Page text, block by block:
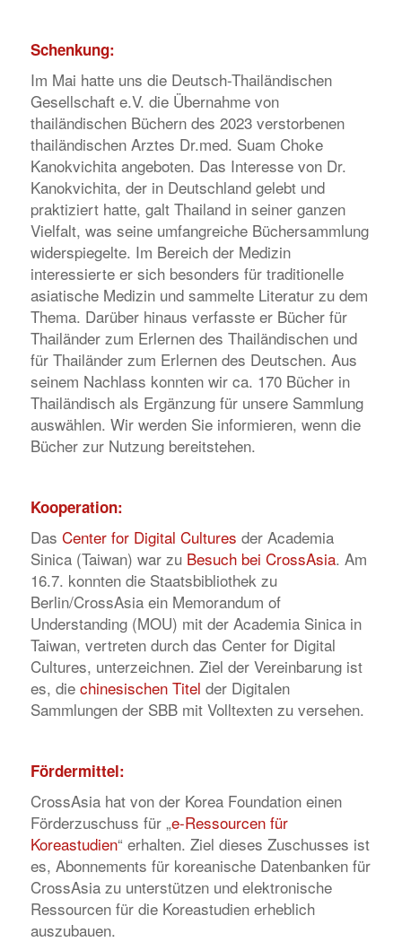
Schenkung:
Im Mai hatte uns die Deutsch-Thailändischen
Gesellschaft e.V. die Übernahme von
thailändischen Büchern des 2023 verstorbenen
thailändischen Arztes Dr.med. Suam Choke
Kanokvichita angeboten. Das Interesse von Dr.
Kanokvichita, der in Deutschland gelebt und
praktiziert hatte, galt Thailand in seiner ganzen
Vielfalt, was seine umfangreiche Büchersammlung
widerspiegelte. Im Bereich der Medizin
interessierte er sich besonders für traditionelle
asiatische Medizin und sammelte Literatur zu dem
Thema. Darüber hinaus verfasste er Bücher für
Thailänder zum Erlernen des Thailändischen und
für Thailänder zum Erlernen des Deutschen. Aus
seinem Nachlass konnten wir ca. 170 Bücher in
Thailändisch als Ergänzung für unsere Sammlung
auswählen. Wir werden Sie informieren, wenn die
Bücher zur Nutzung bereitstehen.
Kooperation:
Das Center for Digital Cultures der Academia
Sinica (Taiwan) war zu Besuch bei CrossAsia. Am
16.7. konnten die Staatsbibliothek zu
Berlin/CrossAsia ein Memorandum of
Understanding (MOU) mit der Academia Sinica in
Taiwan, vertreten durch das Center for Digital
Cultures, unterzeichnen. Ziel der Vereinbarung ist
es, die chinesischen Titel der Digitalen
Sammlungen der SBB mit Volltexten zu versehen.
Fördermittel:
CrossAsia hat von der Korea Foundation einen
Förderzuschuss für „e-Ressourcen für
Koreastudien“ erhalten. Ziel dieses Zuschusses ist
es, Abonnements für koreanische Datenbanken für
CrossAsia zu unterstützen und elektronische
Ressourcen für die Koreastudien erheblich
auszubauen.